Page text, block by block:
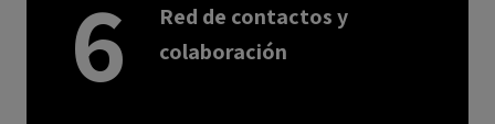
6
Red de contactos y
colaboración